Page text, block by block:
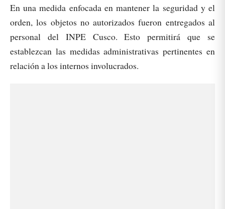
En una medida enfocada en mantener la seguridad y el
orden, los objetos no autorizados fueron entregados al
personal del INPE Cusco. Esto permitirá que se
establezcan las medidas administrativas pertinentes en
relación a los internos involucrados.